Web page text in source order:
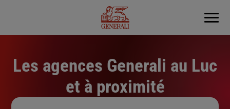
Menu
Les agences Generali au Luc
et à proximité